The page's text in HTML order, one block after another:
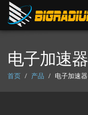
电子加速器
首页 产品 电子加速器